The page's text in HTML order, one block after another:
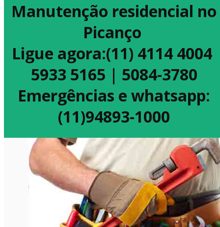
Manutenção residencial no
Picanço
Ligue agora:(11) 4114 4004
5933 5165 | 5084-3780
Emergências e whatsapp:
(11)94893-1000